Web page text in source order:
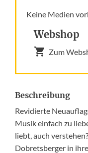
Keine Medien
Webshop
Zum
Beschreibung
Revidierte
Musik einfach zu
liebt, auch
Dobretsberger in